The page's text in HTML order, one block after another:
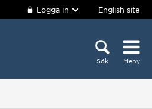
Logga in English site
Sök Meny